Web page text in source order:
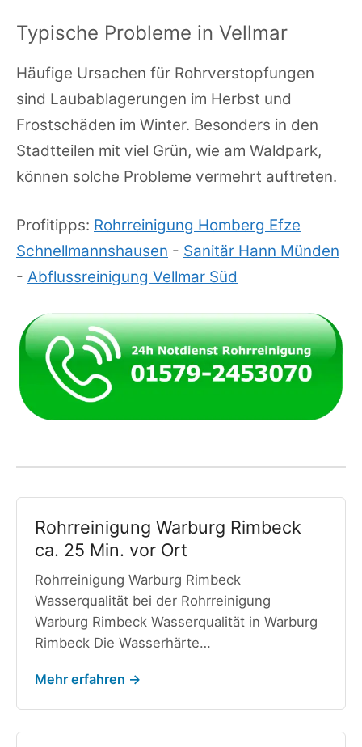
Typische Probleme in Vellmar
Häufige Ursachen für Rohrverstopfungen
sind Laubablagerungen im Herbst und
Frostschäden im Winter. Besonders in den
Stadtteilen mit viel Grün, wie am Waldpark,
können solche Probleme vermehrt auftreten.
Profitipps: Rohrreinigung Homberg Efze
Schnellmannshausen - Sanitär Hann Münden
- Abflussreinigung Vellmar Süd
Rohrreinigung Warburg Rimbeck
ca. 25 Min. vor Ort
Rohrreinigung Warburg Rimbeck
Wasserqualität bei der Rohrreinigung
Warburg Rimbeck Wasserqualität in Warburg
Rimbeck Die Wasserhärte…
Mehr erfahren →